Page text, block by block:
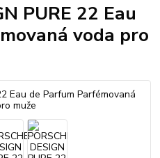
PURE 22 Eau
voda pro